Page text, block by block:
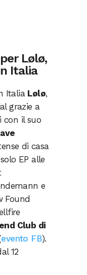
Lølø,
Italia
Italia Lølø,
grazie a
con il suo
di casa
EP alle
e
Found
Club di
evento FB).
12